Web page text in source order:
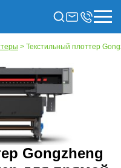
> Текстильный плоттер
Gongzheng